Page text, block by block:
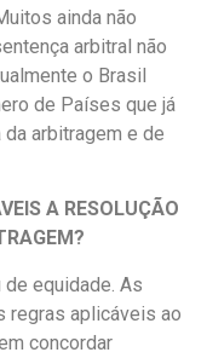
ainda não
arbitral não
o Brasil
de Países que já
arbitragem e de
A RESOLUÇÃO
equidade. As
regras aplicáveis ao
concordar